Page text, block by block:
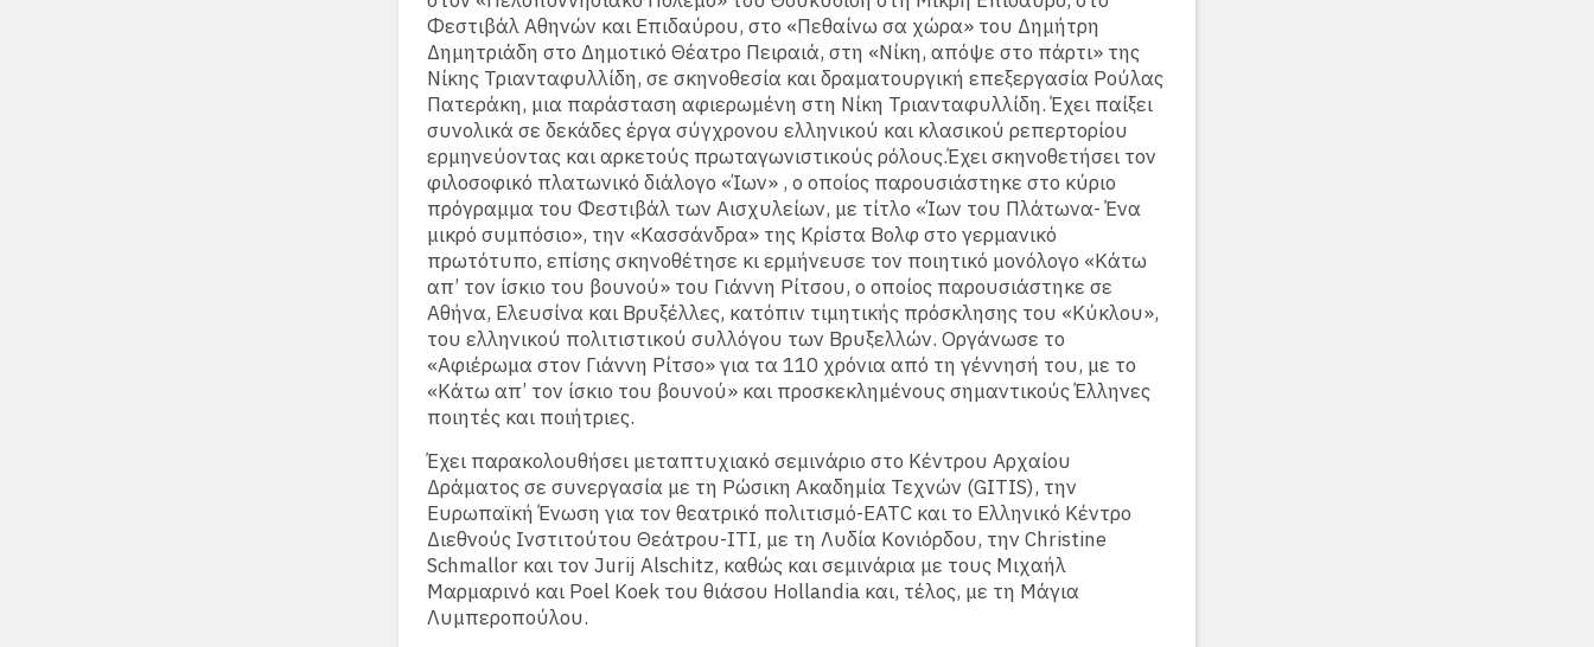
Φεστιβάλ Αθηνών και Επιδαύρου, στο «Πεθαίνω σα χώρα» του Δημήτρη
Δημητριάδη στο Δημοτικό Θέατρο Πειραιά, στη «Νίκη, απόψε στο πάρτι» της
Νίκης Τριανταφυλλίδη, σε σκηνοθεσία και δραματουργική επεξεργασία Ρούλας
Πατεράκη, μια παράσταση αφιερωμένη στη Νίκη Τριανταφυλλίδη. Έχει παίξει
συνολικά σε δεκάδες έργα σύγχρονου ελληνικού και κλασικού ρεπερτορίου
ερμηνεύοντας και αρκετούς πρωταγωνιστικούς ρόλους.Έχει σκηνοθετήσει τον
φιλοσοφικό πλατωνικό διάλογο «Ίων» , ο οποίος παρουσιάστηκε στο κύριο
πρόγραμμα του Φεστιβάλ των Αισχυλείων, με τίτλο «Ίων του Πλάτωνα- Ένα
μικρό συμπόσιο», την «Κασσάνδρα» της Κρίστα Βολφ στο γερμανικό
πρωτότυπο, επίσης σκηνοθέτησε κι ερμήνευσε τον ποιητικό μονόλογο «Κάτω
απ’ τον ίσκιο του βουνού» του Γιάννη Ρίτσου, ο οποίος παρουσιάστηκε σε
Αθήνα, Ελευσίνα και Βρυξέλλες, κατόπιν τιμητικής πρόσκλησης του «Κύκλου»,
του ελληνικού πολιτιστικού συλλόγου των Βρυξελλών. Οργάνωσε το
«Αφιέρωμα στον Γιάννη Ρίτσο» για τα 110 χρόνια από τη γέννησή του, με το
«Κάτω απ’ τον ίσκιο του βουνού» και προσκεκλημένους σημαντικούς Έλληνες
ποιητές και ποιήτριες.
Έχει παρακολουθήσει μεταπτυχιακό σεμινάριο στo Κέντρου Αρχαίου
Δράματος σε συνεργασία με τη Ρώσικη Ακαδημία Τεχνών (GITIS), την
Ευρωπαϊκή Ένωση για τον θεατρικό πολιτισμό-EATC και το Ελληνικό Κέντρο
Διεθνούς Ινστιτούτου Θεάτρου-ΙΤΙ, με τη Λυδία Κονιόρδου, την Christine
Schmallor και τον Jurij Alschitz, καθώς και σεμινάρια με τους Μιχαήλ
Μαρμαρινό και Poel Koek του θιάσου Hollandia και, τέλος, με τη Μάγια
Λυμπεροπούλου.